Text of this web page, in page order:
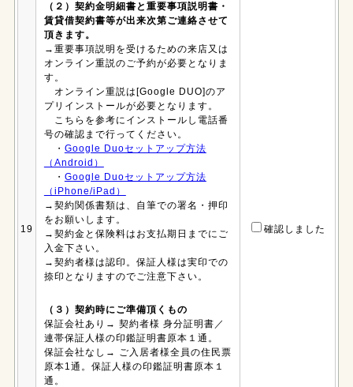
19
（２）契約金明細書と重要事項説明書・
賃貸借契約書等が出来次第ご連絡させて
頂きます。
→重要事項説明を受けるための来店又は
オンライン重説のご予約が必要となりま
す。
オンライン重説は[Google DUO]のア
プリインストールが必要となります。
こちらを参考にインストールし電話番
号の確認まで行ってください。
・ Google Duoセットアップ方法
（Android）
・ Google Duoセットアップ方法
（iPhone/iPad）
→契約関係書類は、自筆での署名・押印
をお願いします。
→契約金と保険料はお支払期日までにご
入金下さい。
→契約者様は認印。保証人様は実印での
捺印となりますのでご注意下さい。
（３）契約時にご準備頂くもの
保証会社あり→ 契約者様 身分証明書／
連帯保証人様の印鑑証明書原本１通。
保証会社なし→ ご入居者様全員の住民票
原本1通。保証人様の印鑑証明書原本１
通。
確認しました